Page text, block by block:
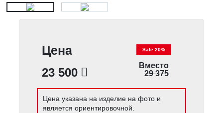
Цена
23 500
Sale 20%
Вместо
29 375
Цена указана на изделие на фото и
является ориентировочной.